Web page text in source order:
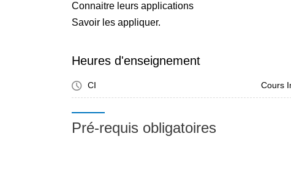
Connaitre leurs applications
Savoir les appliquer.
Heures d'enseignement
CI Cours
Pré-requis obligatoires